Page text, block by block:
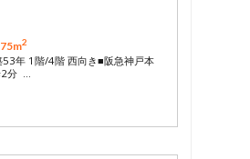
2
年 1階/4階 西向き■阪急神戸本
2分 …